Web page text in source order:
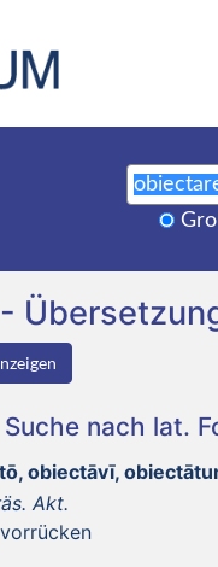
nach lat.
obiectāvī,
Akt.